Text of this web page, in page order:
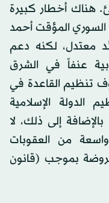
هناك أخطار كبيرة
المؤقت أحمد
معتدل، لكنه دعم
عنفاً في الشرق
تنظيم القاعدة في
الدولة الإسلامية
إلى ذلك، لا
من العقوبات
بموجب (قانون